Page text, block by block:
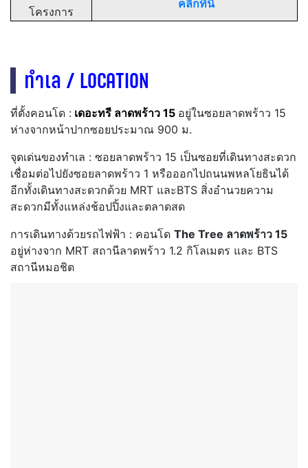
โครงการ
คลิกที่นี่
ทำเล / LOCATION
ที่ตั้งคอนโด : เดอะทรี ลาดพร้าว 15 อยู่ในซอยลาดพร้าว 15
ห่างจากหน้าปากซอยประมาณ 900 ม.
จุดเด่นของทำเล : ซอยลาดพร้าว 15 เป็นซอยที่เดินทางสะดวก
เชื่อมต่อไปยังซอยลาดพร้าว 1 หรือออกไปถนนพหลโยธินได้
อีกทั้งเดินทางสะดวกด้วย MRT และBTS สิ่งอำนวยความ
สะดวกมีทั้งแหล่งช้อปปิ้งและตลาดสด
การเดินทางด้วยรถไฟฟ้า : คอนโด The Tree ลาดพร้าว 15
อยู่ห่างจาก MRT สถานีลาดพร้าว 1.2 กิโลเมตร และ BTS
สถานีหมอชิต